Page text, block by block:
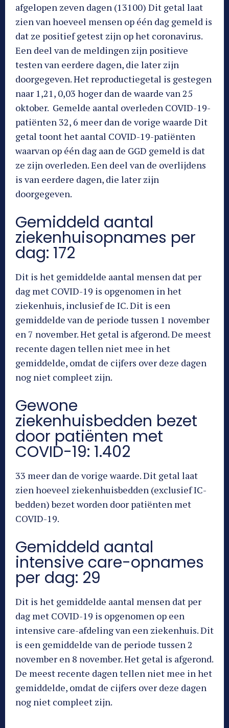
afgelopen zeven dagen (13100) Dit getal laat
zien van hoeveel mensen op één dag gemeld is
dat ze positief getest zijn op het coronavirus.
Een deel van de meldingen zijn positieve
testen van eerdere dagen, die later zijn
doorgegeven. Het reproductiegetal is gestegen
naar 1,21, 0,03 hoger dan de waarde van 25
oktober. Gemelde aantal overleden COVID-19-
patiënten 32, 6 meer dan de vorige waarde Dit
getal toont het aantal COVID-19-patiënten
waarvan op één dag aan de GGD gemeld is dat
ze zijn overleden. Een deel van de overlijdens
is van eerdere dagen, die later zijn
doorgegeven.
Gemiddeld aantal
ziekenhuisopnames per
dag: 172
Dit is het gemiddelde aantal mensen dat per
dag met COVID-19 is opgenomen in het
ziekenhuis, inclusief de IC. Dit is een
gemiddelde van de periode tussen 1 november
en 7 november. Het getal is afgerond. De meest
recente dagen tellen niet mee in het
gemiddelde, omdat de cijfers over deze dagen
nog niet compleet zijn.
Gewone
ziekenhuisbedden bezet
door patiënten met
COVID-19: 1.402
33 meer dan de vorige waarde. Dit getal laat
zien hoeveel ziekenhuisbedden (exclusief IC-
bedden) bezet worden door patiënten met
COVID-19.
Gemiddeld aantal
intensive care-opnames
per dag: 29
Dit is het gemiddelde aantal mensen dat per
dag met COVID-19 is opgenomen op een
intensive care-afdeling van een ziekenhuis. Dit
is een gemiddelde van de periode tussen 2
november en 8 november. Het getal is afgerond.
De meest recente dagen tellen niet mee in het
gemiddelde, omdat de cijfers over deze dagen
nog niet compleet zijn.